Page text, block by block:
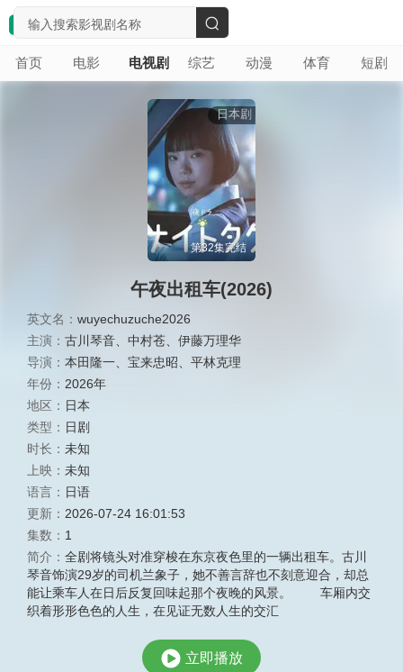
首页 电影 电视剧 综艺 动漫 体育 短剧
搜
索
日本剧
第32集完结
午夜出租车(2026)
英文名： wuyechuzuche2026
主演： 古川琴音 中村苍
伊藤万理华
导演： 本田隆一 宝来忠昭
平林克理
年份： 2026年
地区： 日本
类型： 日剧
时长： 未知
上映： 未知
语言： 日语
更新： 2026-07-24 16:01:53
集数： 1
简介： 全剧将镜头对准穿梭在东京夜色里的一辆出租车。古川
琴音饰演29岁的司机兰象子，她不善言辞也不刻意迎合，却总
能让乘车人在日后反复回味起那个夜晚的风景。 车厢内交
织着形形色色的人生，在见证无数人生的交汇
立即播放